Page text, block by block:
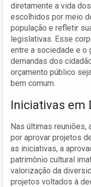
diretamente a vida
escolhidos por meio
população e refletir
legislativas. Esse
entre a sociedade e o
demandas dos
orçamento público
bem comum.
Iniciativas em
Nas últimas reuniões,
por aprovar projetos
as iniciativas, a
patrimônio cultural
valorização da
projetos voltados à